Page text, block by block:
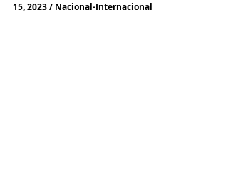
15, 2023 / Nacional-Internacional